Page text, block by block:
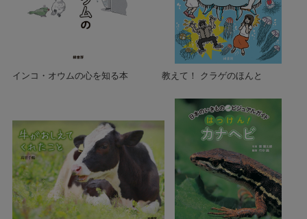
インコ・オウムの心を知る本 教えて！ クラゲのほんと